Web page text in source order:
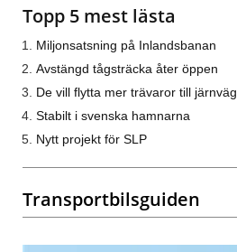
Topp 5 mest lästa
Miljonsatsning på Inlandsbanan
Avstängd tågsträcka åter öppen
De vill flytta mer trävaror till järnväg
Stabilt i svenska hamnarna
Nytt projekt för SLP
Transportbilsguiden